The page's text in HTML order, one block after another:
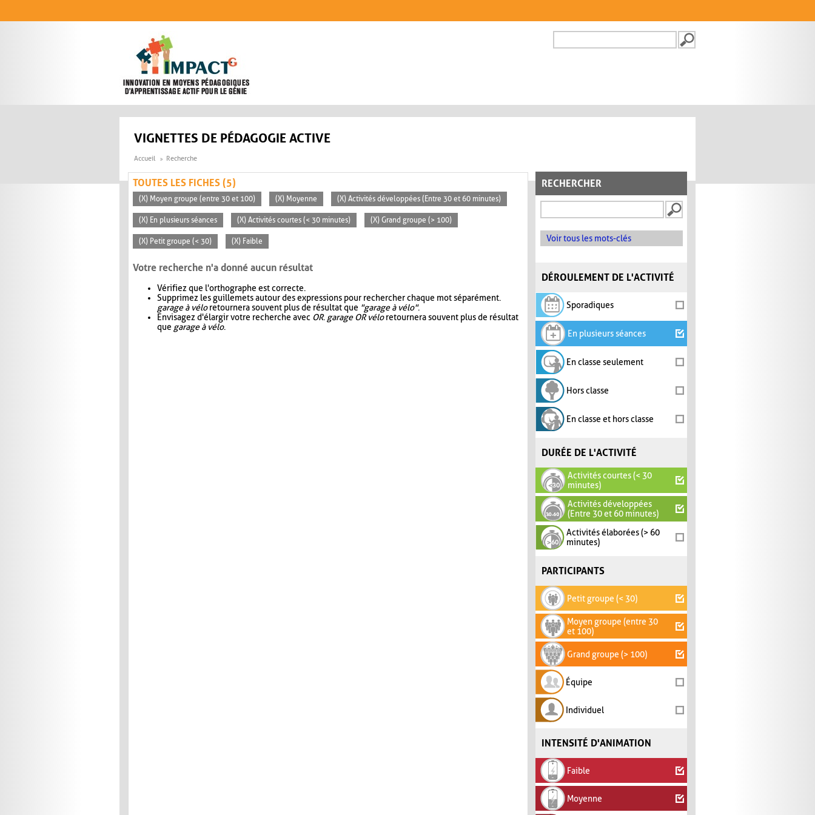
FORMULAIRE DE
VIGNETTES DE PÉDAGOGIE ACTIVE
Accueil Recherche
RECHERCHER
Voir tous les mots-clés
DÉROULEMENT DE L'ACTIVITÉ
Sporadiques
En plusieurs séances
En classe seulement
Hors classe
En classe et hors classe
DURÉE DE L'ACTIVITÉ
Activités courtes (< 30
minutes)
Activités développées
(Entre 30 et 60 minutes)
Activités élaborées (> 60
minutes)
PARTICIPANTS
Petit groupe (< 30)
Moyen groupe (entre 30
et 100)
Grand groupe (> 100)
Équipe
Individuel
INTENSITÉ D'ANIMATION
Faible
Moyenne
TOUTES LES FICHES (5)
(X) Moyen groupe (entre 30 et 100) (X) Moyenne (X) Activités développées (Entre 30 et 60 minutes)
(X) En plusieurs séances (X) Activités courtes (< 30 minutes) (X) Grand groupe (> 100)
(X) Petit groupe (< 30) (X) Faible
Votre recherche n'a donné aucun résultat
Vérifiez que l'orthographe est correcte.
Supprimez les guillemets autour des expressions pour rechercher chaque mot séparément.
garage à véloretournera souvent plus de résultat que "garage à vélo".
Envisagez d'élargir votre recherche avec OR. garage OR véloretournera souvent plus de résultat
que garage à vélo.